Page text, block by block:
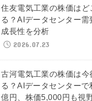
住友電気工業の株価はど
る？AIデータセンター需
成長性を分析
2026.07.23
古河電気工業の株価は今
る？AIデータセンターで
億円、株価5,000円も視